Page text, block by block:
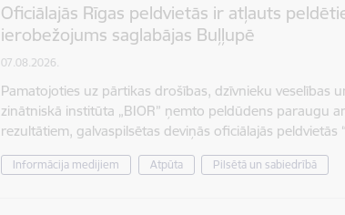
Oficiālajās Rīgas peldvietās ir atļauts
ierobežojums saglabājas Buļļupē
07.08.2026.
Pamatojoties uz pārtikas drošības, dzīvnieku veselības
zinātniskā institūta „BIOR” ņemto peldūdens paraugu
rezultātiem, galvaspilsētas deviņās oficiālajās peldvietās
Informācija medijiem Atpūta Pilsētā un sabiedrībā